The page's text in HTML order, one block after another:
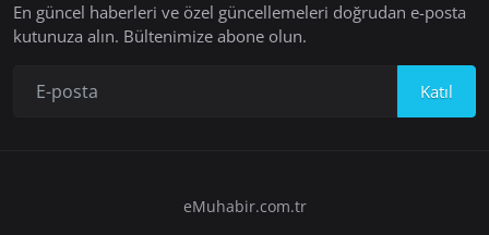
En güncel haberleri ve özel güncellemeleri doğrudan e-posta
kutunuza alın. Bültenimize abone olun.
Katıl
eMuhabir.com.tr